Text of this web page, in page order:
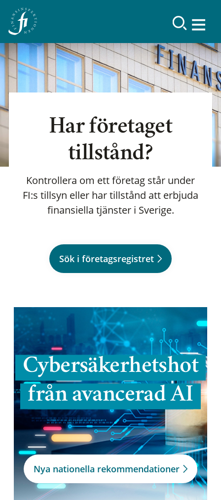
Har företaget
tillstånd?
Kontrollera om ett företag står under
FI:s tillsyn eller har tillstånd att erbjuda
finansiella tjänster i Sverige.
Sök i företagsregistret
Cybersäkerhetshot
från avancerad AI
Nya nationella rekommendationer